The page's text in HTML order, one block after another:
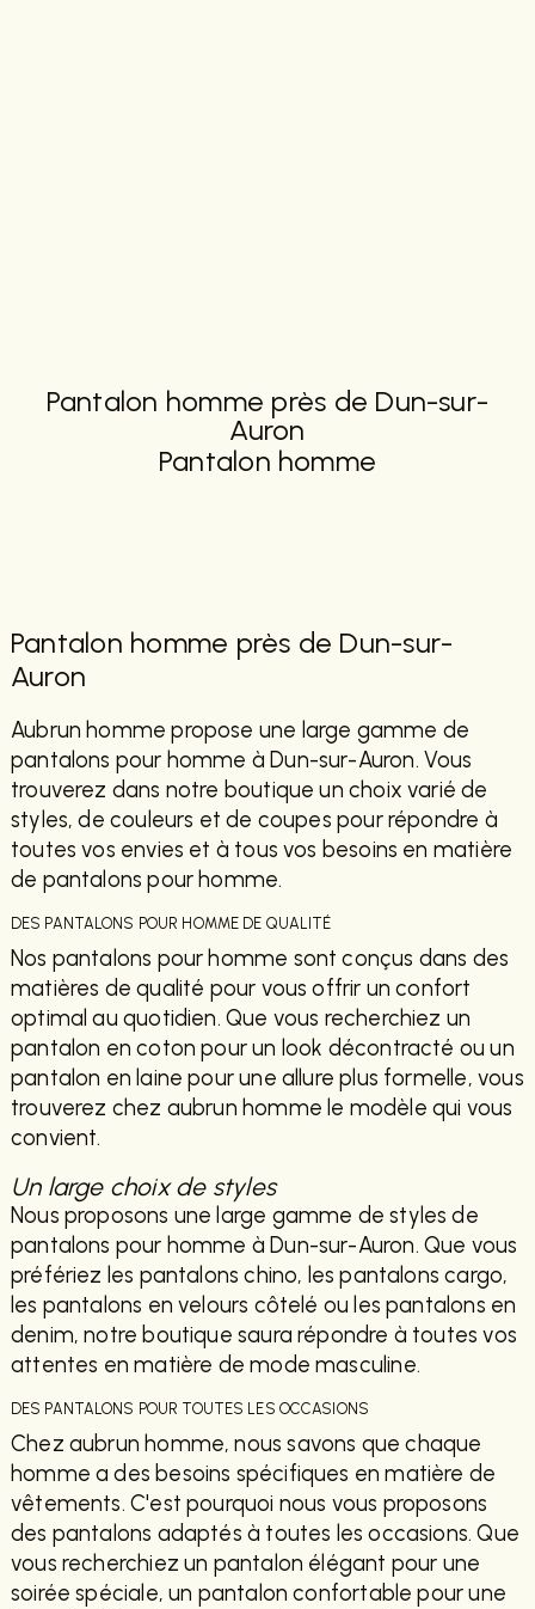
Pantalon homme près de Dun-sur-
Auron
Pantalon homme
Pantalon homme près de Dun-sur-
Auron
Aubrun homme propose une large gamme de
pantalons pour homme à Dun-sur-Auron. Vous
trouverez dans notre boutique un choix varié de
styles, de couleurs et de coupes pour répondre à
toutes vos envies et à tous vos besoins en matière
de pantalons pour homme.
DES PANTALONS POUR HOMME DE QUALITÉ
Nos pantalons pour homme sont conçus dans des
matières de qualité pour vous offrir un confort
optimal au quotidien. Que vous recherchiez un
pantalon en coton pour un look décontracté ou un
pantalon en laine pour une allure plus formelle, vous
trouverez chez aubrun homme le modèle qui vous
convient.
Un large choix de styles
Nous proposons une large gamme de styles de
pantalons pour homme à Dun-sur-Auron. Que vous
préfériez les pantalons chino, les pantalons cargo,
les pantalons en velours côtelé ou les pantalons en
denim, notre boutique saura répondre à toutes vos
attentes en matière de mode masculine.
DES PANTALONS POUR TOUTES LES OCCASIONS
Chez aubrun homme, nous savons que chaque
homme a des besoins spécifiques en matière de
vêtements. C'est pourquoi nous vous proposons
des pantalons adaptés à toutes les occasions. Que
vous recherchiez un pantalon élégant pour une
soirée spéciale, un pantalon confortable pour une